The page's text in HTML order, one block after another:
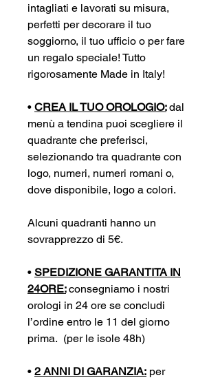
intagliati e lavorati su misura,
perfetti per decorare il tuo
soggiorno, il tuo ufficio o per fare
un regalo speciale! Tutto
rigorosamente Made in Italy!
• CREA IL TUO OROLOGIO: dal
menù a tendina puoi scegliere il
quadrante che preferisci,
selezionando tra quadrante con
logo, numeri, numeri romani o,
dove disponibile, logo a colori.
Alcuni quadranti hanno un
sovrapprezzo di 5€.
• SPEDIZIONE GARANTITA IN
24ORE: consegniamo i nostri
orologi in 24 ore se concludi
l’ordine entro le 11 del giorno
prima. (per le isole 48h)
• 2 ANNI DI GARANZIA: per